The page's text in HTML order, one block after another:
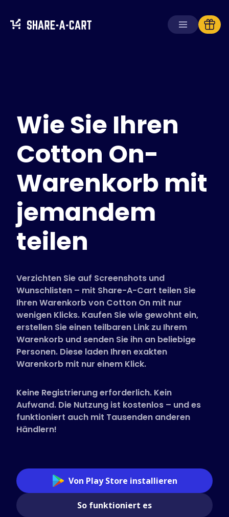
Lösungen
Für Verbraucher
Für Unternehmen
Hol dir Plus+
Anmelden
Unterstützte Shops
Deutsch (German)
Wie Sie Ihren
Cotton On-
Warenkorb mit
jemandem
teilen
Verzichten Sie auf Screenshots und
Wunschlisten – mit Share-A-Cart teilen Sie
Ihren Warenkorb von Cotton On mit nur
wenigen Klicks. Kaufen Sie wie gewohnt ein,
erstellen Sie einen teilbaren Link zu Ihrem
Warenkorb und senden Sie ihn an beliebige
Personen. Diese laden Ihren exakten
Warenkorb mit nur einem Klick.
Keine Registrierung erforderlich. Kein
Aufwand. Die Nutzung ist kostenlos – und es
funktioniert auch mit Tausenden anderen
Händlern!
Von Play Store installieren
So funktioniert es